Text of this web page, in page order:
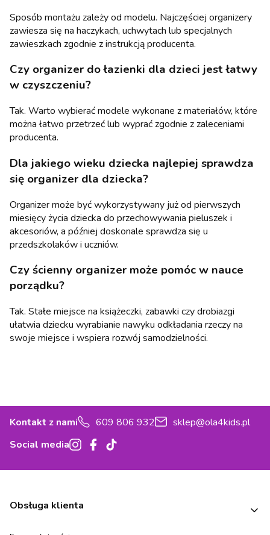
Sposób montażu zależy od modelu. Najczęściej organizery
zawiesza się na haczykach, uchwytach lub specjalnych
zawieszkach zgodnie z instrukcją producenta.
Czy organizer do łazienki dla dziecijest łatwy
w czyszczeniu?
Tak. Warto wybierać modele wykonane z materiałów, które
można łatwo przetrzeć lub wyprać zgodnie z zaleceniami
producenta.
Dla jakiego wieku dziecka najlepiej sprawdza
się organizer dla dziecka?
Organizer może być wykorzystywany już od pierwszych
miesięcy życia dziecka do przechowywania pieluszek i
akcesoriów, a później doskonale sprawdza się u
przedszkolaków i uczniów.
Czyścienny organizer może pomóc w nauce
porządku?
Tak. Stałe miejsce na książeczki, zabawki czy drobiazgi
ułatwia dziecku wyrabianie nawyku odkładania rzeczy na
swoje miejsce i wspiera rozwój samodzielności.
Kontakt z nami 609 806 932
sklep@ola4kids.pl
Social media
Linki w stopce
Obsługa klienta